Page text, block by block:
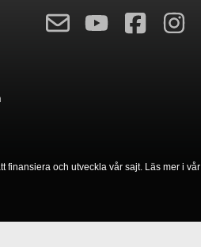
finansiera och utveckla vår sajt. Läs mer i vår